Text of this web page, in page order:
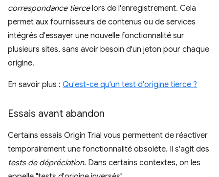
correspondance tiercelors de l'enregistrement. Cela
permet aux fournisseurs de contenus ou de services
intégrés d'essayer une nouvelle fonctionnalité sur
plusieurs sites, sans avoir besoin d'un jeton pour chaque
origine.
En savoir plus : Qu'est-ce qu'un test d'origine tierce ?
Essais avant abandon
Certains essais Origin Trial vous permettent de réactiver
temporairement une fonctionnalité obsolète. Il s'agit des
tests de dépréciation. Dans certains contextes, on les